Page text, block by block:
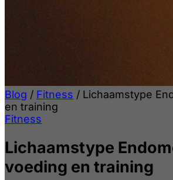
Blog / Fitness / Lichaamstype
en training
Fitness
Lichaamstype
voeding en training